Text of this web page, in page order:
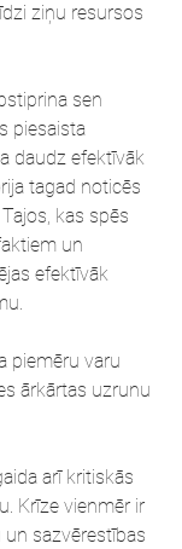
ziņu resursos
sen
piesaista
daudz efektīvāk
tagad noticēs
kas spēs
un
efektīvāk
piemēru varu
ārkārtas uzrunu
arī kritiskās
Krīze vienmēr ir
sazvērestības